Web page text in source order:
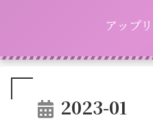
アップ
2023-01